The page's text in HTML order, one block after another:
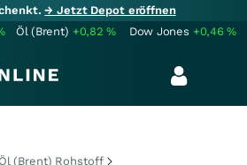
→ Jetzt Depot eröffnen
Öl (Brent) +0,82% Dow Jones +0,46%
Öl (Brent) Rohstoff